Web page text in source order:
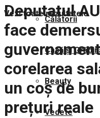
Călătorii
Casă și
Beauty
Vedete
Vezi toate rezultatele
Deputatul
face
corelarea
un coș de
prețuri reale